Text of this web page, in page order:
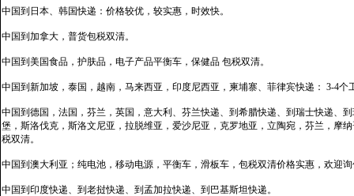
中国到日本、韩国快递：价格较优，较实惠，时效快。
中国到加拿大，普货包税双清。
中国到美国食品，护肤品，电子产品平衡车，保健品 包税双清。
中国到新加坡，泰国，越南，马来西亚，印度尼西亚，柬埔寨、菲律宾快递： 3-4个
中国到德国，法国，芬兰，英国，意大利、芬兰快递、到希腊快递、到瑞士快递、
堡，斯洛伐克，斯洛文尼亚，拉脱维亚，爱沙尼亚，克罗地亚，立陶宛，芬兰，摩
税双清。
中国到澳大利亚；纯电池，移动电源，平衡车，滑板车，包税双清价格实惠，欢迎
中国到印度快递、到老挝快递、到孟加拉快递、到巴基斯坦快递。